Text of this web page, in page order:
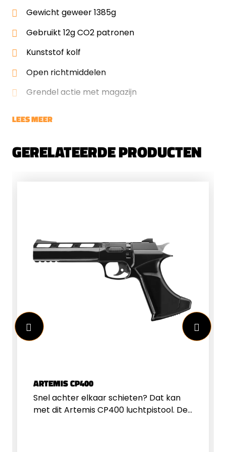
Gewicht geweer 1385g
Gebruikt 12g CO2 patronen
Kunststof kolf
Open richtmiddelen
Grendel actie met magazijn
LEES MEER
GERELATEERDE PRODUCTEN
ARTEMIS CP400
Snel achter elkaar schieten? Dat kan
met dit Artemis CP400 luchtpistool. De